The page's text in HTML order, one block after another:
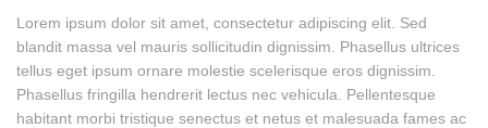
Lorem ipsum dolor sit amet, consectetur adipiscing elit. Sed
blandit massa vel mauris sollicitudin dignissim. Phasellus ultrices
tellus eget ipsum ornare molestie scelerisque eros dignissim.
Phasellus fringilla hendrerit lectus nec vehicula. Pellentesque
habitant morbi tristique senectus et netus et malesuada fames ac